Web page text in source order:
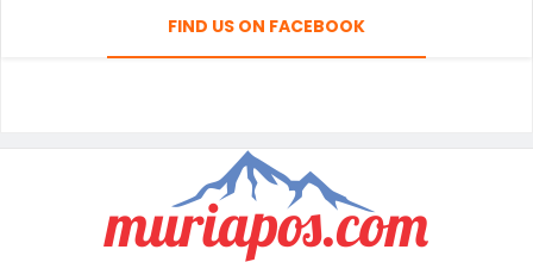
FIND US ON FACEBOOK